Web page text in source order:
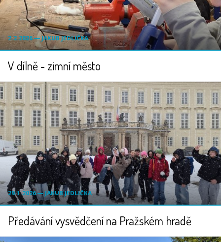
2.2.2026 ― JAKUB JEDLIČKA
V dílně - zimní město
29.1.2026 ― JAKUB JEDLIČKA
Předávání vysvědčení na Pražském hradě